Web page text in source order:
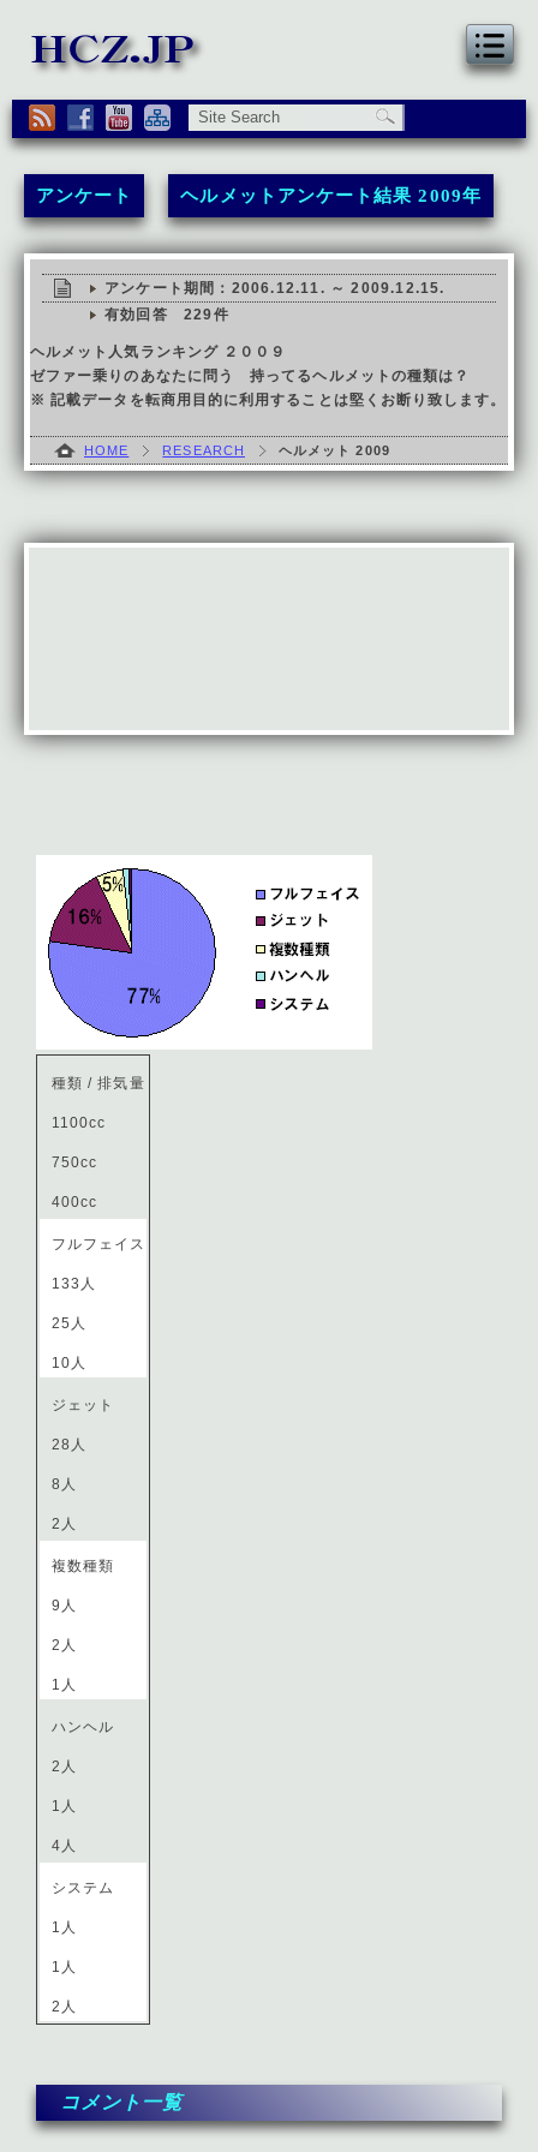
アンケート ヘルメットアンケート結果 2009年
アンケート期間：2006.12.11. ～ 2009.12.15.
有効回答 229件
ヘルメット人気ランキング ２００９
ゼファー乗りのあなたに問う 持ってるヘルメットの種類は？
※ 記載データを転商用目的に利用することは堅くお断り致します。
HOME RESEARCH ヘルメット 2009
種類 / 排気量
1100cc
750cc
400cc
フルフェイス
133人
25人
10人
ジェット
28人
8人
2人
複数種類
9人
2人
1人
ハンヘル
2人
1人
4人
システム
1人
1人
2人
コメント一覧